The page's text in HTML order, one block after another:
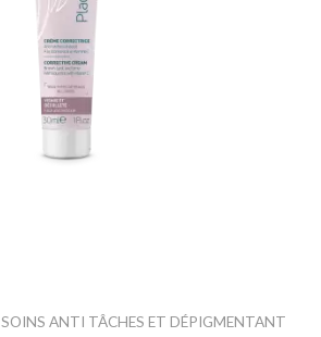
SOINS ANTI TÂCHES ET DÉPIGMENTANT